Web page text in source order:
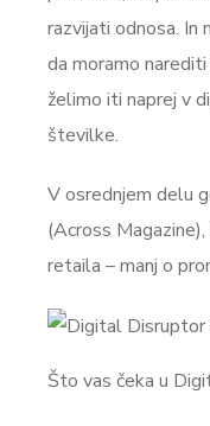
razvijati odnosa. In
da moramo
želimo iti naprej v
številke.
V osrednjem delu
(Across
retaila – manj o
Što vas čeka u